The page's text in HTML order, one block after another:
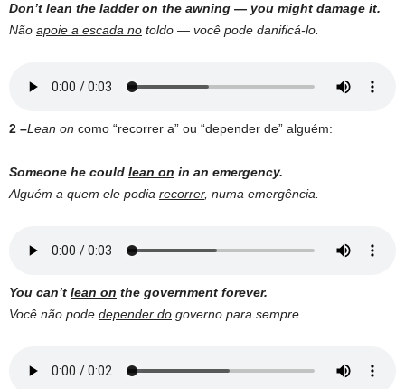
Don’t lean the ladder on the awning — you might damage it.
Não apoie a escada no toldo — você pode danificá-lo.
2 –Lean on como “recorrer a” ou “depender de” alguém:
Someone he could lean on in an emergency.
Alguém a quem ele podia recorrer, numa emergência.
You can’t lean on the government forever.
Você não pode depender do governo para sempre.